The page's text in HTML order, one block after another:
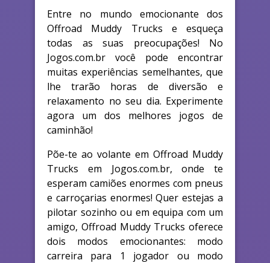
Entre no mundo emocionante dos
Offroad Muddy Trucks e esqueça
todas as suas preocupações! No
Jogos.com.br você pode encontrar
muitas experiências semelhantes, que
lhe trarão horas de diversão e
relaxamento no seu dia. Experimente
agora um dos melhores jogos de
caminhão!
Põe-te ao volante em Offroad Muddy
Trucks em Jogos.com.br, onde te
esperam camiões enormes com pneus
e carroçarias enormes! Quer estejas a
pilotar sozinho ou em equipa com um
amigo, Offroad Muddy Trucks oferece
dois modos emocionantes: modo
carreira para 1 jogador ou modo